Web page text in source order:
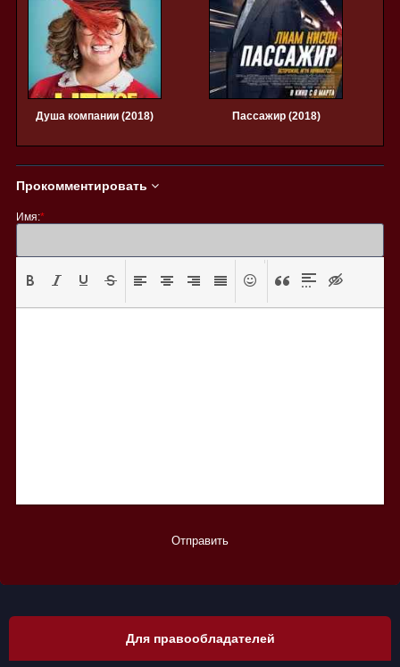
Душа компании (2018) Пассажир (2018)
Прокомментировать
Имя:*
Отправить
Для правообладателей